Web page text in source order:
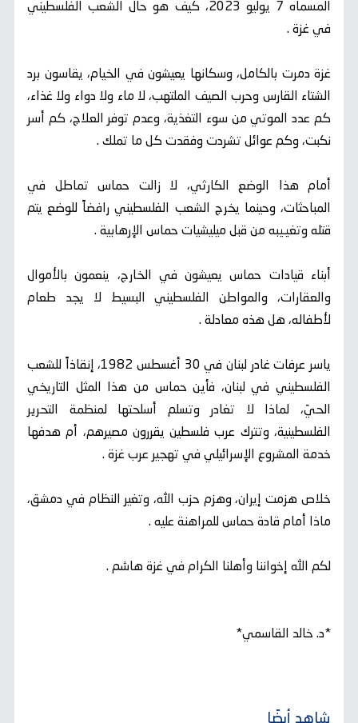
المسماه 7 يوليو 2023، كيف هو حال الشعب الفلسطيني
في غزة .
غزة دمرت بالكامل، وسكانها يعيشون في الخيام، يقاسون برد
الشتاء القارس وحرب الصيف الملتهب، لا ماء ولا دواء ولا غذاء،
كم عدد الموتي من سوء التغذية، وعدم توفر العلاج، كم أسر
نكبت، وكم عوائل تشردت وفقدت كل ما تملك .
أمام هذا الوضع الكارثي، لا زالت حماس تماطل في
المباحثات، وحينما يخرج الشعب الفلسطيني رافضاً للوضع يتم
قتله وتغييبه من قبل ميليشيات حماس الإرهابية .
أبناء قيادات حماس يعيشون في الخارج، ينعمون بالأموال
والعقارات، والمواطن الفلسطيني البسيط لا يجد طعام
لأطفاله، هل هذه معادلة .
ياسر عرفات غادر لبنان في 30 أغسطس 1982، إنقاذاً للشعب
الفلسطيني في لبنان، فأين حماس من هذا المثل التاريخي
الحيّ، لماذا لا تغادر وتسلم أسلحتها لمنظمة التحرير
الفلسطينية، وتترك عرب فلسطين يقررون مصيرهم، أم هدفها
خدمة المشروع الإسرائيلي في تهجير عرب غزة .
خلاص هزمت إيران، وهزم حزب الله، وتغير النظام في دمشق،
ماذا أمام قادة حماس للمراهنة عليه .
لكم الله إخواننا وأهلنا الكرام في غزة هاشم .
*د. خالد القاسمي*
شاهد أيضًا